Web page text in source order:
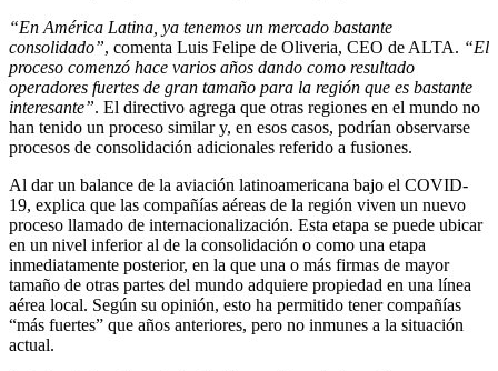
“En América Latina, ya tenemos un mercado bastante
consolidado”, comenta Luis Felipe de Oliveria, CEO de ALTA. “El
proceso comenzó hace varios años dando como resultado
operadores fuertes de gran tamaño para la región que es bastante
interesante”. El directivo agrega que otras regiones en el mundo no
han tenido un proceso similar y, en esos casos, podrían observarse
procesos de consolidación adicionales referido a fusiones.
Al dar un balance de la aviación latinoamericana bajo el COVID-
19, explica que las compañías aéreas de la región viven un nuevo
proceso llamado de internacionalización. Esta etapa se puede ubicar
en un nivel inferior al de la consolidación o como una etapa
inmediatamente posterior, en la que una o más firmas de mayor
tamaño de otras partes del mundo adquiere propiedad en una línea
aérea local. Según su opinión, esto ha permitido tener compañías
“más fuertes” que años anteriores, pero no inmunes a la situación
actual.